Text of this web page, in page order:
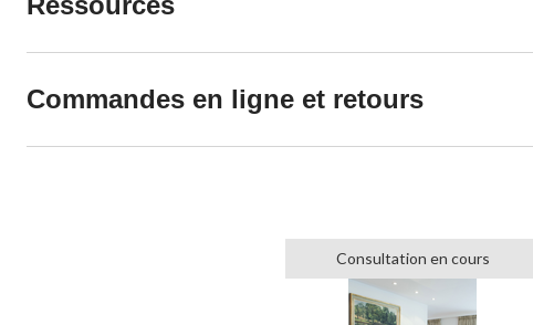
Commandes en ligne et retours
Consultation en cours